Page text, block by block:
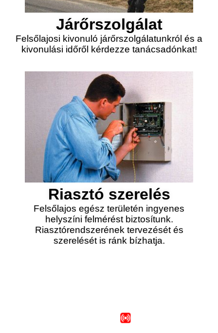
Járőrszolgálat
Felsőlajosi kivonuló járőrszolgálatunkról és a
kivonulási időről kérdezze tanácsadónkat!
Riasztó szerelés
Felsőlajos egész területén ingyenes
helyszíni felmérést biztosítunk.
Riasztórendszerének tervezését és
szerelését is ránk bízhatja.